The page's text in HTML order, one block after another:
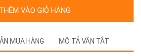
VÀO GIỎ HÀNG
MUA HÀNG MÔ TẢ VẮN TẮT